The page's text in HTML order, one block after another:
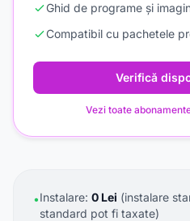
Ghid de programe și
Compatibil cu pachetele
Verifică
Vezi toate
•Instalare: 0 Lei (instalare
standard pot fi taxate)